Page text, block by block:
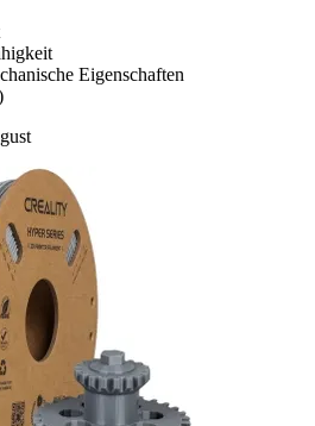
Eigenschaften